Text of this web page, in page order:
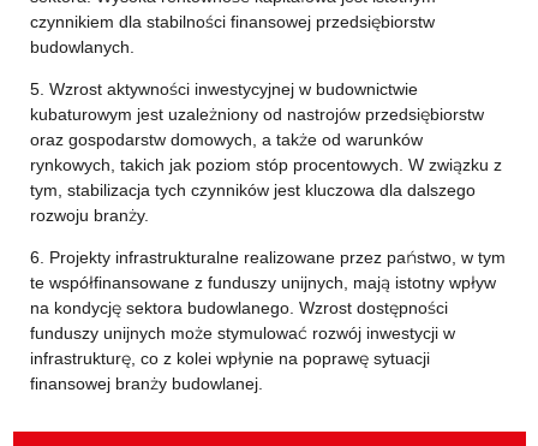
czynnikiem dla stabilności finansowej przedsiębiorstw
budowlanych.
5. Wzrost aktywności inwestycyjnej w budownictwie
kubaturowym jest uzależniony od nastrojów przedsiębiorstw
oraz gospodarstw domowych, a także od warunków
rynkowych, takich jak poziom stóp procentowych. W związku z
tym, stabilizacja tych czynników jest kluczowa dla dalszego
rozwoju branży.
6. Projekty infrastrukturalne realizowane przez państwo, w tym
te współfinansowane z funduszy unijnych, mają istotny wpływ
na kondycję sektora budowlanego. Wzrost dostępności
funduszy unijnych może stymulować rozwój inwestycji w
infrastrukturę, co z kolei wpłynie na poprawę sytuacji
finansowej branży budowlanej.